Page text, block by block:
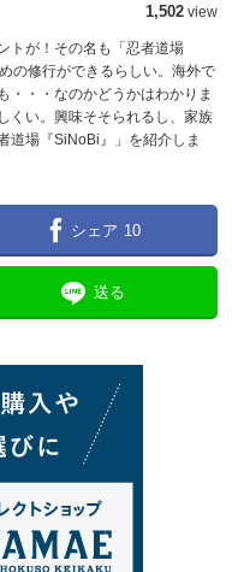
1,502 view
トが！その名も「忍者道場
の修行ができるらしい。海外で
・・・なのかどうかはわかりま
くい。興味そそられるし、家族
道場『SiNoBi』」を紹介しま
シェア 10
送る